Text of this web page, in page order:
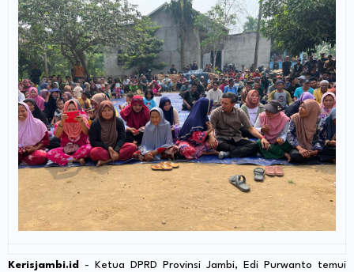
Kerisjambi.id
- Ketua DPRD Provinsi Jambi, Edi Purwanto temui